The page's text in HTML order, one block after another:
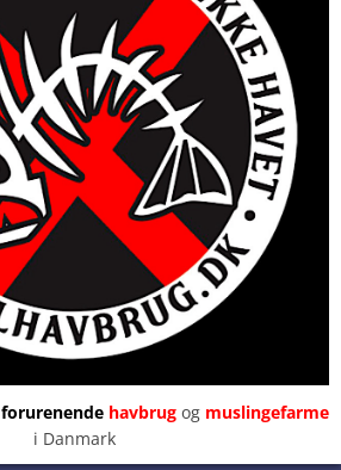
forurenendehavbrugog muslingefarme
i Danmark